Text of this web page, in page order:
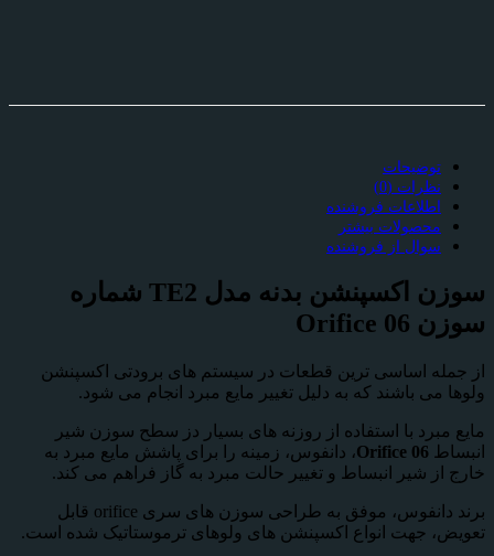
توضیحات
نظرات (0)
اطلاعات فروشنده
محصولات بیشتر
سوال از فروشنده
سوزن اکسپنشن بدنه مدل TE2 شماره
سوزن Orifice 06
از جمله اساسی ترین قطعات در سیستم های برودتی اکسپنشن
ولوها می باشند که به دلیل تغییر مایع مبرد انجام می شود.
مایع مبرد با استفاده از روزنه های بسیار دز سطح سوزن شیر
انبساط Orifice 06، دانفوس، زمینه را برای پاشش مایع مبرد به
خارج از شیر انبساط و تغییر حالت مبرد به گاز فراهم می کند.
برند دانفوس، موفق به طراحی سوزن های سری orifice قابل
تعویض، جهت انواع اکسپنشن های ولوهای ترموستاتیک شده است.